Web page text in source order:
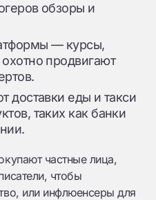
обзоры и
— курсы,
продвигают
доставки еды и такси
таких как банки
частные лица,
чтобы
или инфлюенсеры для